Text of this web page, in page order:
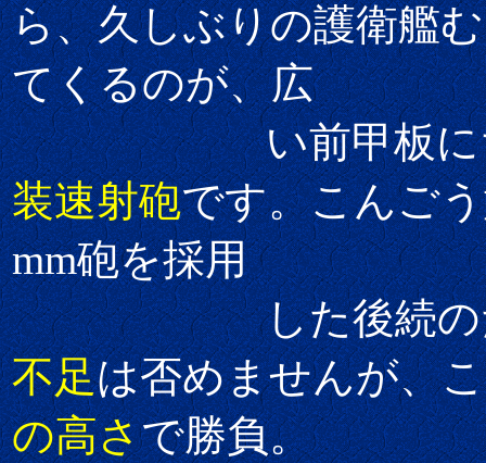
ら、久しぶりの護衛艦
てくるのが、広
い前甲板にちょ
装速射砲です。こんご
mm砲を採用
した後続のたか
不足は否めませんが、
の高さで勝負。